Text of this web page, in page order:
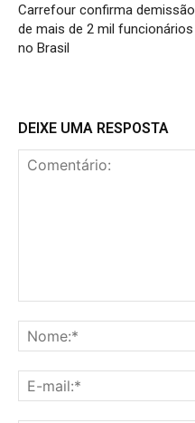
Carrefour confirma demissão
de mais de 2 mil funcionários
no Brasil
DEIXE UMA RESPOSTA